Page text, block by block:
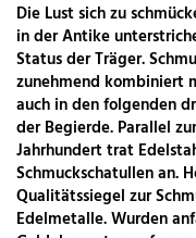
Die Lust sich zu
in der Antike
Status der Träger.
zunehmend kombiniert
auch in den folgenden
der Begierde. Parallel
Jahrhundert trat
Schmuckschatullen an.
Qualitätssiegel zur
Edelmetalle. Wurden